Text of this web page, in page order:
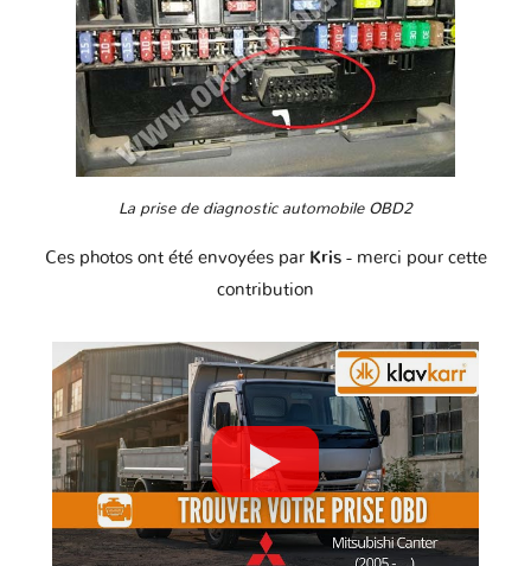
La prise de diagnostic automobile OBD2
Ces photos ont été envoyées par Kris - merci pour cette
contribution